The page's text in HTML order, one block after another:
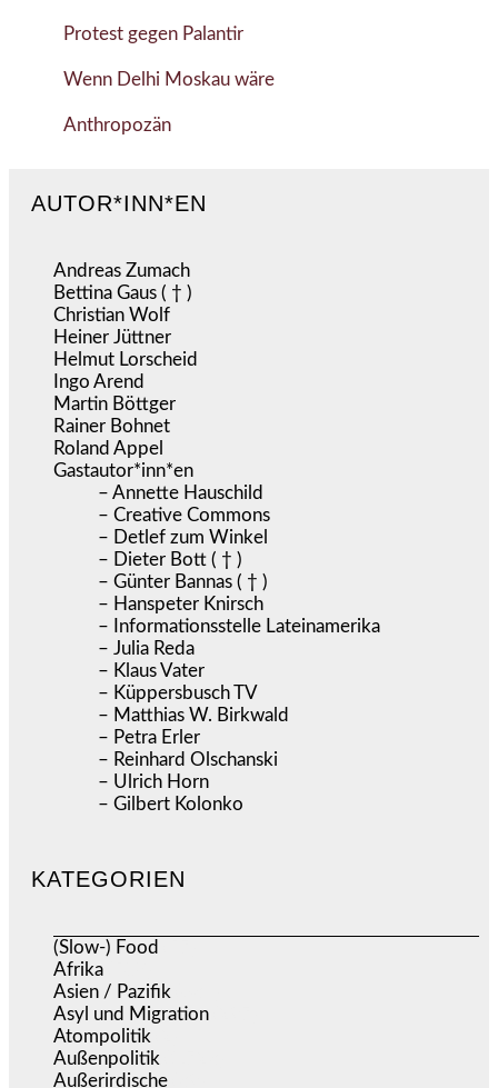
Protest gegen Palantir
Wenn Delhi Moskau wäre
Anthropozän
AUTOR*INN*EN
Andreas Zumach
Bettina Gaus ( † )
Christian Wolf
Heiner Jüttner
Helmut Lorscheid
Ingo Arend
Martin Böttger
Rainer Bohnet
Roland Appel
Gastautor*inn*en
– Annette Hauschild
– Creative Commons
– Detlef zum Winkel
– Dieter Bott ( † )
– Günter Bannas ( † )
– Hanspeter Knirsch
– Informationsstelle Lateinamerika
– Julia Reda
– Klaus Vater
– Küppersbusch TV
– Matthias W. Birkwald
– Petra Erler
– Reinhard Olschanski
– Ulrich Horn
– Gilbert Kolonko
KATEGORIEN
(Slow-) Food
Afrika
Asien / Pazifik
Asyl und Migration
Atompolitik
Außenpolitik
Außerirdische